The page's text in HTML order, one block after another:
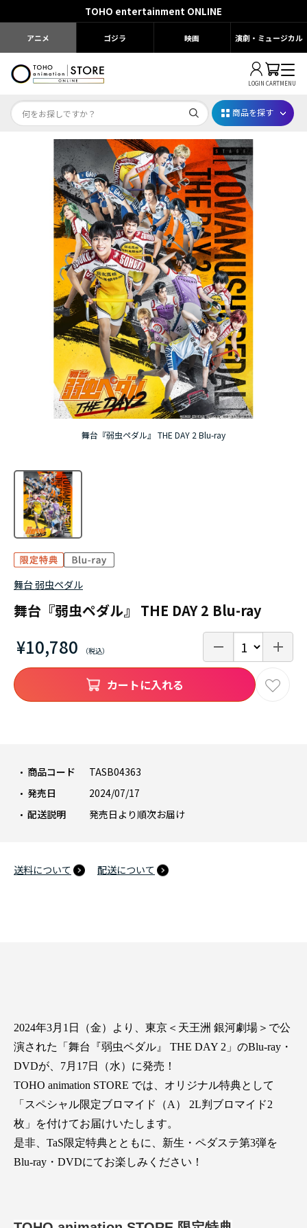
TOHO entertainment ONLINE
アニメ ゴジラ 映画 演劇・ミュージカル
LOGIN CARTMENU
Dr.STONE STONE FES.2026
映画ちいかわ
じゅじゅフェス 2026
薬屋のひとりごと 夏の園遊会2026
名探偵コナン
アニメ『僕のヒーローアカデミア』10周年
ハイキュー!!ジャージ＆ユニフォーム
『無職転生Ⅲ ～異世界行ったら本気だす～』
『ふつつかな悪女ではございますが ～雛宮蝶鼠と
商品を探す
舞台『弱虫ペダル』 THE DAY 2 Blu-ray
舞台 弱虫ペダル
舞台『弱虫ペダル』 THE DAY 2 Blu-ray
¥10,780
商品コード
TASB04363
発売日
2024/07/17
配送説明
発売日より順次お届け
送料について 配送について
カートに入れる
2024年3月1日（金）より、東京＜天王洲 銀河劇場＞で公
演された「舞台『弱虫ペダル』 THE DAY 2」のBlu-ray・
DVDが、7月17日（水）に発売！
TOHO animation STORE では、オリジナル特典として
「スペシャル限定ブロマイド（A） 2L判ブロマイド2
枚」
を付けてお届けいたします。
是非、TaS限定特典とともに、新生・ペダステ第3弾を
Blu-ray・DVDにてお楽しみください！